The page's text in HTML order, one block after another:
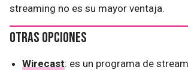
streaming no es su mayor ventaja.
Otras opciones
Wirecast: es un programa de